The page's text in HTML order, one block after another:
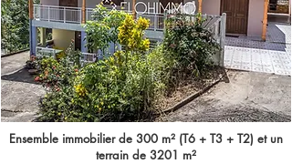
Ensemble immobilier de 300 m² (T6 + T3 + T2) et un
terrain de 3201 m²